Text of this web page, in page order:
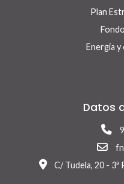
Plan
Energía y
Datos
C/ Tudela, 20 -